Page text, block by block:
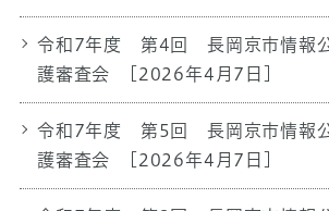
令和7年度 第4回 長岡京市情報
護審査会
[2026年4月7日]
令和7年度 第5回 長岡京市情報
護審査会
[2026年4月7日]